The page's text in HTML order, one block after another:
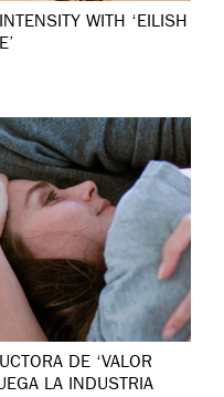
WITH ‘EILISH
DE ‘VALOR
LA INDUSTRIA